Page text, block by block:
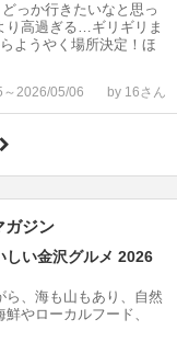
っか行きたいなと思っ
り高過ぎる…ギリギリま
ようやく場所決定！ほ
2026/05/06 by 16さん
ガジン
しい金沢グルメ 2026
、海も山もあり、自然
やローカルフード、